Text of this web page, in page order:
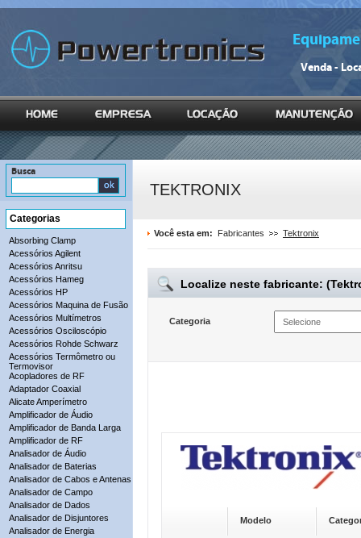
Venda -
Busca
Categorias
Absorbing Clamp
Acessórios Agilent
Acessórios Anritsu
Acessórios Hameg
Acessórios HP
Acessórios Maquina de Fusão
Acessórios Multímetros
Acessórios Osciloscópio
Acessórios Rohde Schwarz
Acessórios Termômetro ou
Termovisor
Acopladores de RF
Adaptador Coaxial
Alicate Amperímetro
Amplificador de Áudio
Amplificador de Banda Larga
Amplificador de RF
Analisador de Áudio
Analisador de Baterias
Analisador de Cabos e Antenas
Analisador de Campo
Analisador de Dados
Analisador de Disjuntores
Analisador de Energia
TEKTRONIX
Você esta em: Fabricantes Tektronix
Localize neste fabricante:
Categoria
Modelo